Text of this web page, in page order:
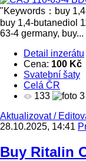
"Keywords：buy
buy 1,4-butanediol
63-4 germany, buy...
Detail inzerátu
Cena: 100 Kč
Svatební šaty
Celá ČR
133
3
Aktualizovat/
28.10.2025, 14:41
Buy Ritalin